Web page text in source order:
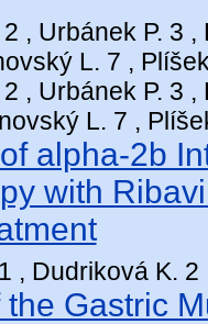
, Urbánek P. 3
L. 7 ,
, Urbánek P. 3
L. 7 ,
alpha-2b
with
, Dudriková K. 2
Gastric